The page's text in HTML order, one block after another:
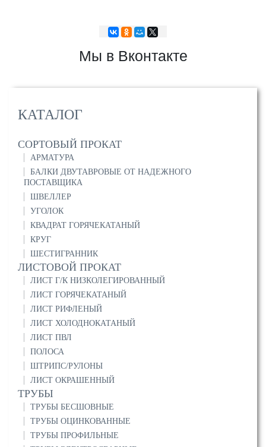
КАТАЛОГ
СОРТОВЫЙ ПРОКАТ
АРМАТУРА
БАЛКИ ДВУТАВРОВЫЕ ОТ НАДЕЖНОГО
ПОСТАВЩИКА
ШВЕЛЛЕР
УГОЛОК
КВАДРАТ ГОРЯЧЕКАТАНЫЙ
КРУГ
ШЕСТИГРАННИК
ЛИСТОВОЙ ПРОКАТ
ЛИСТ Г/К НИЗКОЛЕГИРОВАННЫЙ
ЛИСТ ГОРЯЧЕКАТАНЫЙ
ЛИСТ РИФЛЕНЫЙ
ЛИСТ ХОЛОДНОКАТАНЫЙ
ЛИСТ ПВЛ
ПОЛОСА
ШТРИПС/РУЛОНЫ
ЛИСТ ОКРАШЕННЫЙ
ТРУБЫ
ТРУБЫ БЕСШОВНЫЕ
ТРУБЫ ОЦИНКОВАННЫЕ
ТРУБЫ ПРОФИЛЬНЫЕ
Мы в Вконтакте